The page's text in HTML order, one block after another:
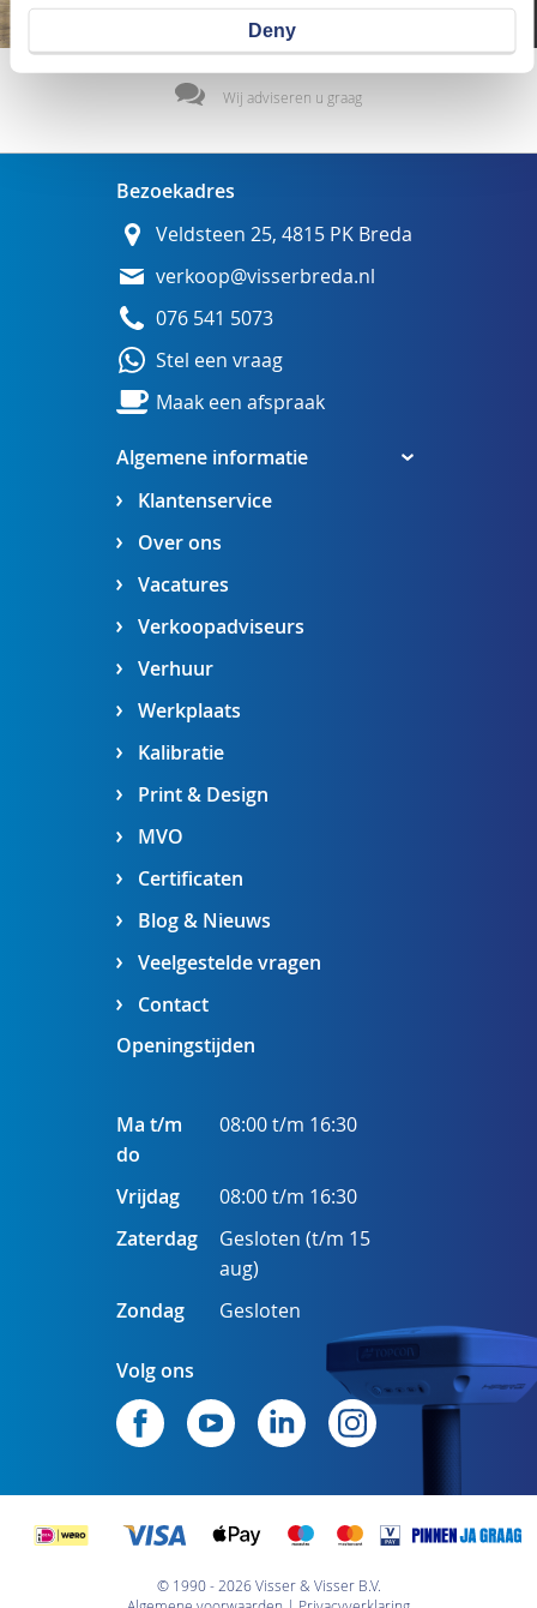
Deny
Wij adviseren u graag
Algemene informatie
Klantenservice
Over ons
Vacatures
Verkoopadviseurs
Verhuur
Werkplaats
Kalibratie
Print & Design
MVO
Certificaten
Blog & Nieuws
Veelgestelde vragen
Contact
Bezoekadres
Veldsteen 25, 4815 PK Breda
verkoop@visserbreda.nl
076 541 5073
Stel een vraag
Maak een afspraak
Openingstijden
Ma t/m
do
08:00 t/m 16:30
Vrijdag
08:00 t/m 16:30
Zaterdag
Gesloten (t/m 15
aug)
Zondag
Gesloten
Volg ons
© 1990 - 2026 Visser & Visser B.V.